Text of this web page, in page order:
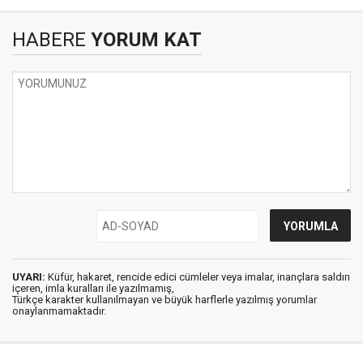
HABERE YORUM KAT
UYARI: Küfür, hakaret, rencide edici cümleler veya imalar, inançlara saldırı
içeren, imla kuralları ile yazılmamış,
Türkçe karakter kullanılmayan ve büyük harflerle yazılmış yorumlar
onaylanmamaktadır.